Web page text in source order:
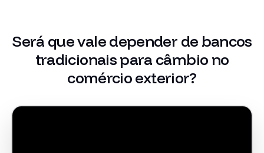
Será que vale depender de bancos
tradicionais para câmbio no
comércio exterior?